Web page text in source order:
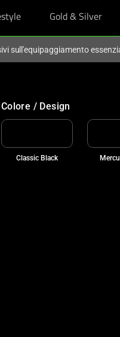
Gold & Silver
sull'equipaggiamento
Colore / Design
Classic Black